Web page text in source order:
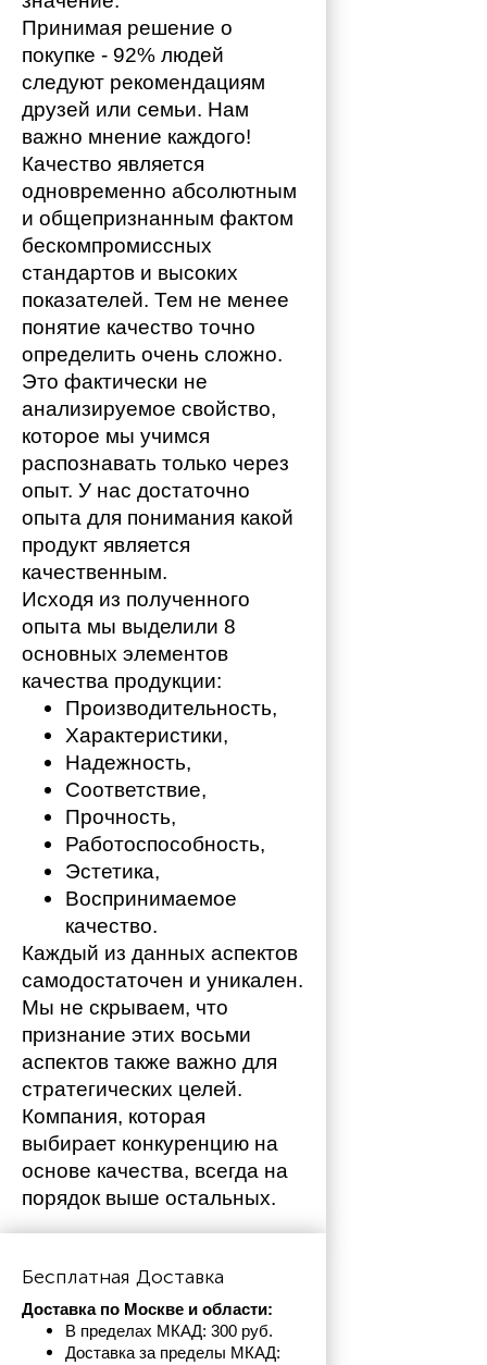
Принимая решение о
покупке - 92% людей
следуют рекомендациям
друзей или семьи. Нам
важно мнение каждого!
Качество является
одновременно абсолютным
и общепризнанным фактом
бескомпромиссных
стандартов и высоких
показателей. Тем не менее
понятие качество точно
определить очень сложно.
Это фактически не
анализируемое свойство,
которое мы учимся
распознавать только через
опыт. У нас достаточно
опыта для понимания какой
продукт является
качественным.
Исходя из полученного
опыта мы выделили 8
основных элементов
качества продукции:
Производительность,
Характеристики,
Надежность,
Соответствие,
Прочность,
Работоспособность,
Эстетика,
Воспринимаемое
качество.
Каждый из данных аспектов
самодостаточен и уникален.
Мы не скрываем, что
признание этих восьми
аспектов также важно для
стратегических целей.
Компания, которая
выбирает конкуренцию на
основе качества, всегда на
порядок выше остальных.
Бесплатная Доставка
Доставка по Москве и области:
В пределах МКАД: 300 руб.
Доставка за пределы МКАД: